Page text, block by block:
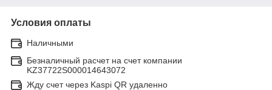
Условия оплаты
Наличными
Безналичный расчет на счет компании
KZ37722S000014643072
Жду счет через Kaspi QR удаленно